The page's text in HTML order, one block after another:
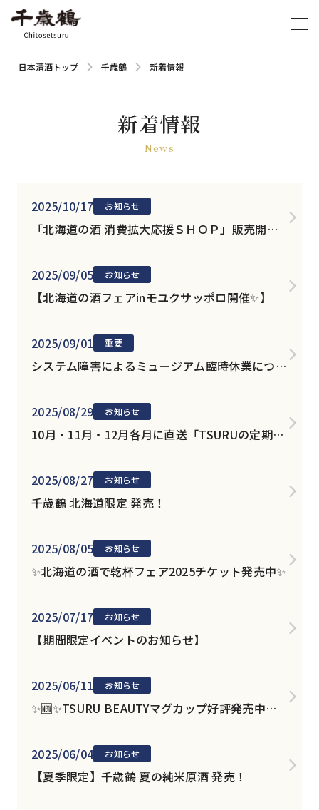
日本清酒トップ 千歳鶴 新着情報
新着情報
News
2025/10/17 お知らせ
「北海道の酒 消費拡大応援ＳＨＯＰ」販売開始
2025/09/05
お知らせ
【北海道の酒フェアinモユクサッポロ開催✨】
2025/09/01 重要
システム障害によるミュージアム臨時休業につき
2025/08/29
お知らせ
10月・11月・12月各月に直送「TSURUの定期
2025/08/27
お知らせ
千歳鶴 北海道限定 発売！
2025/08/05 お知らせ
✨北海道の酒で乾杯フェア2025チケット発売中✨
2025/07/17 お知らせ
【期間限定イベントのお知らせ】
2025/06/11 お知らせ
✨🆕️✨TSURU BEAUTYマグカップ好評発売中
2025/06/04
お知らせ
【夏季限定】千歳鶴 夏の純米原酒 発売！